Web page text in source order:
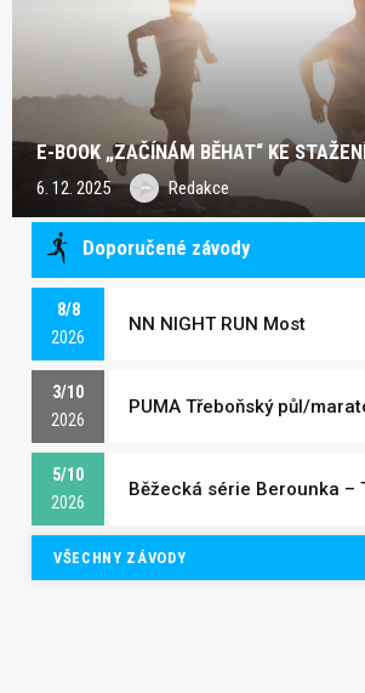
E-BOOK „ZAČÍNÁM BĚHAT“ KE
6. 12. 2025 Redakce
Doporučené závody
8/8
2026
NN NIGHT RUN Most
3/10
2026
PUMA Třeboňský půl/
5/10
2026
Běžecká série Berounka –
VŠECHNY ZÁVODY